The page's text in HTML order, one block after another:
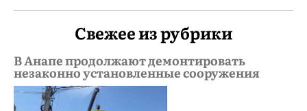
Свежее из рубрики
В Анапе продолжают демонтировать
незаконно установленные сооружения